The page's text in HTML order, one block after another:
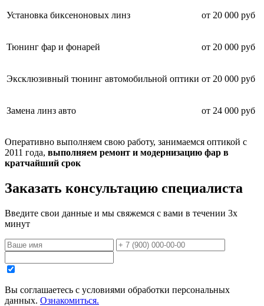
Установка биксеноновых линз от 20 000 руб
Тюнинг фар и фонарей от 20 000 руб
Эксклюзивный тюнинг автомобильной оптики от 20 000 руб
Замена линз авто от 24 000 руб
Оперативно выполняем свою работу, занимаемся оптикой с
2011 года, выполняем ремонт и модернизацию фар в
кратчайший срок
Заказать консультацию специалиста
Введите свои данные и мы свяжемся с вами в течении 3х
минут
Вы соглашаетесь с уcловиями обработки персональных
данных. Ознакомиться.